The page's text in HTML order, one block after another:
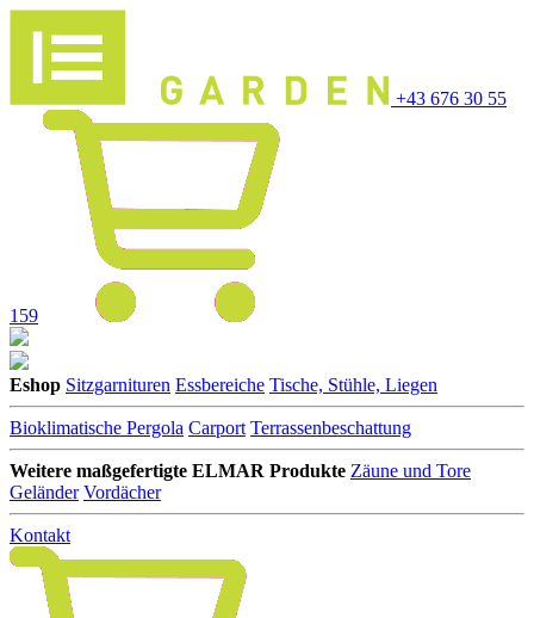
+43 676 30 55
159
Eshop Sitzgarnituren Essbereiche Tische, Stühle, Liegen
Bioklimatische Pergola Carport Terrassenbeschattung
Weitere maßgefertigte ELMAR Produkte Zäune und Tore
Geländer Vordächer
Kontakt